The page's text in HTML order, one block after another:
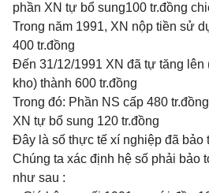
phần XN tự bổ sung100 tr.đồng
Trong năm 1991, XN nộp tiền sử
400 tr.đồng
Đến 31/12/1991 XN đã tự tăng lên
kho) thành 600 tr.đồng
Trong đó: Phần NS cấp 480 tr.đồng
XN tự bổ sung 120 tr.đồng
Đây là số thực tế xí nghiệp đã bảo
Chúng ta xác định hệ số phải bảo
như sau :